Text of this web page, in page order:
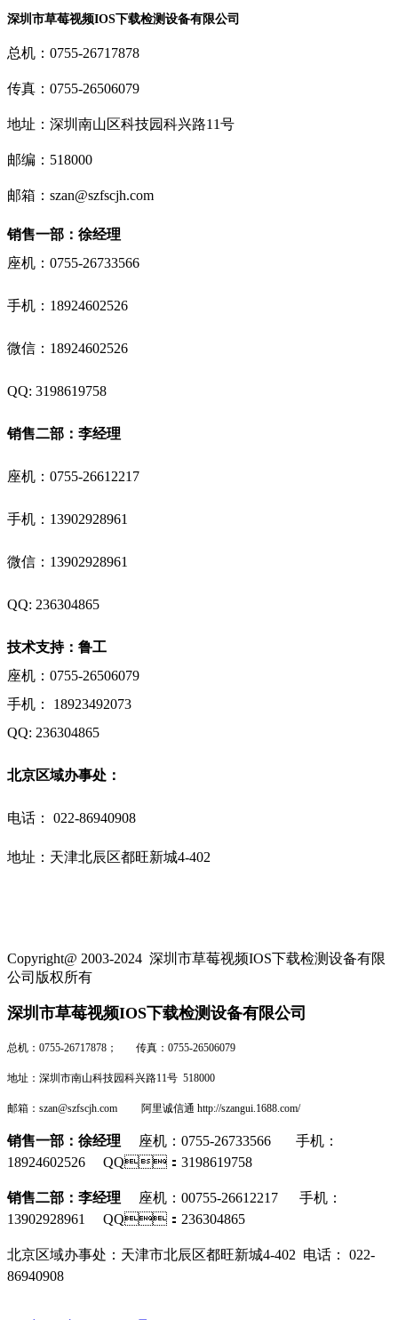
深圳市草莓视频IOS下载检测设备有限公司
总机：0755-26717878
传真：0755-26506079
地址：深圳南山区科技园科兴路11号
邮编：518000
邮箱：szan@szfscjh.com
销售一部：徐经理
座机：0755-26733566
手机： 18924602526
微信：18924602526
QQ: 3198619758
销售二部：李经理
座机：0755-26612217
手机： 13902928961
微信： 13902928961
QQ: 236304865
技术支持：鲁工
座机：0755-26506079
手机： 18923492073
QQ: 236304865
北京区域办事处：
电话： 022-86940908
地址：天津北辰区都旺新城4-402
Copyright@ 2003-2024 深圳市草莓视频IOS下载检测设备有限
公司 版权所有
深圳市草莓视频IOS下载检测设备有限公司
总机：0755-26717878； 传真：0755-26506079
地址：深圳市南山科技园科兴路11号 518000
邮箱：szan@szfscjh.com 阿里诚信通 http://szangui.1688.com/
销售一部：徐经理
座机：0755-26733566 手机：
18924602526 QQ：3198619758
销售二部：李经理 座机 ：00755-26612217 手机：
13902928961 QQ：236304865
北京区域办事处： 天津市北辰区都旺新城4-402 电话：
022-
86940908